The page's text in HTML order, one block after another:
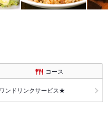
コース
ンドリンクサービス★